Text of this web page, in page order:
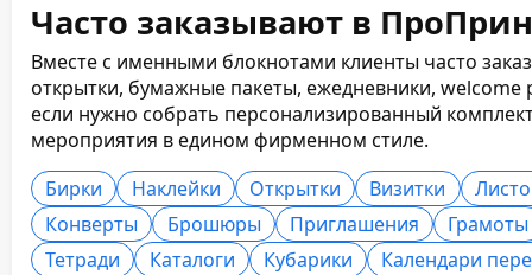
способа нанесения персонализации и отделки.
оформление, тем выше стоимость экземпляра.
Часто заказывают в
Вместе с именными блокнотами клиенты часто
открытки, бумажные пакеты, ежедневники,
если нужно собрать персонализированный
мероприятия в едином фирменном стиле.
Бирки
Наклейки Открытки Визитки
Конверты
Брошюры Приглашения
Грамоты
Тетради
Каталоги Кубарики
Календари